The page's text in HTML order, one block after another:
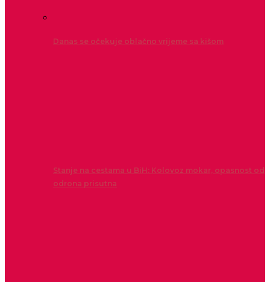
Danas se očekuje oblačno vrijeme sa kišom
Stanje na cestama u BiH: Kolovoz mokar, opasnost od
odrona prisutna